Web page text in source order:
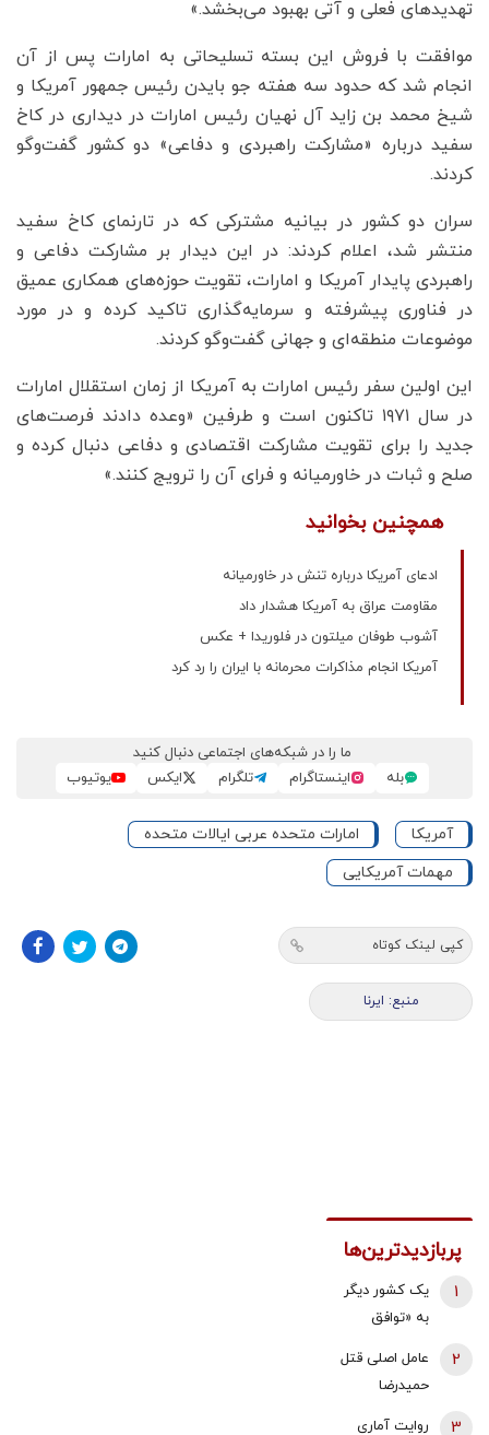
تهدیدهای فعلی و آتی بهبود می‌بخشد.»
موافقت با فروش این بسته تسلیحاتی به امارات پس از آن
انجام شد که حدود سه هفته جو بایدن رئیس جمهور آمریکا و
شیخ محمد بن زاید آل نهیان رئیس امارات در دیداری در کاخ
سفید درباره «مشارکت راهبردی و دفاعی» دو کشور گفت‌وگو
کردند.
سران دو کشور در بیانیه مشترکی که در تارنمای کاخ سفید
منتشر شد، اعلام کردند: در این دیدار بر مشارکت دفاعی و
راهبردی پایدار آمریکا و امارات، تقویت حوزه‌های همکاری عمیق
در فناوری پیشرفته و سرمایه‌گذاری تاکید کرده و در مورد
موضوعات منطقه‌ای و جهانی گفت‌وگو کردند.
این اولین سفر رئیس امارات به آمریکا از زمان استقلال امارات
در سال ۱۹۷۱ تاکنون است و طرفین «وعده دادند فرصت‌های
جدید را برای تقویت مشارکت اقتصادی و دفاعی دنبال کرده و
صلح و ثبات در خاورمیانه و فرای آن را ترویج کنند.»
همچنین بخوانید
ادعای آمریکا درباره تنش در خاورمیانه
مقاومت عراق به آمریکا هشدار داد
آشوب طوفان میلتون در فلوریدا + عکس
آمریکا انجام مذاکرات محرمانه‌ با ایران را رد کرد
ما را در شبکه‌های اجتماعی دنبال کنید
بله
اینستاگرام تلگرام ایکس یوتیوب
آمریکا
امارات متحده عربی ایالات متحده
مهمات آمریکایی
کپی لینک کوتاه
منبع: ایرنا
پربازدیدترین‌ها
یک کشور دیگر
به «توافق
پیوندد/ ترکیه
خیال ایران را
راحت کرد
1
عامل اصلی قتل
حمیدرضا
2
روایت آماری 3